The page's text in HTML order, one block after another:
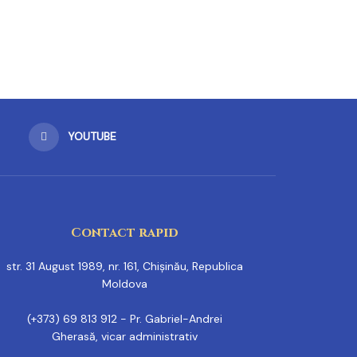
YOUTUBE
Contact rapid
str. 31 August 1989, nr. 161, Chișinău, Republica
Moldova
(+373) 69 813 912 - Pr. Gabriel-Andrei
Gherasă, vicar administrativ